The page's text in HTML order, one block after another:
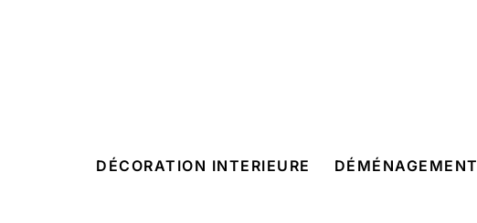
DÉCORATION INTERIEURE DÉMÉNAGEMENT